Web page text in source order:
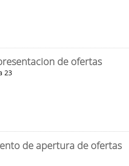
de ofertas
23
de apertura de ofertas